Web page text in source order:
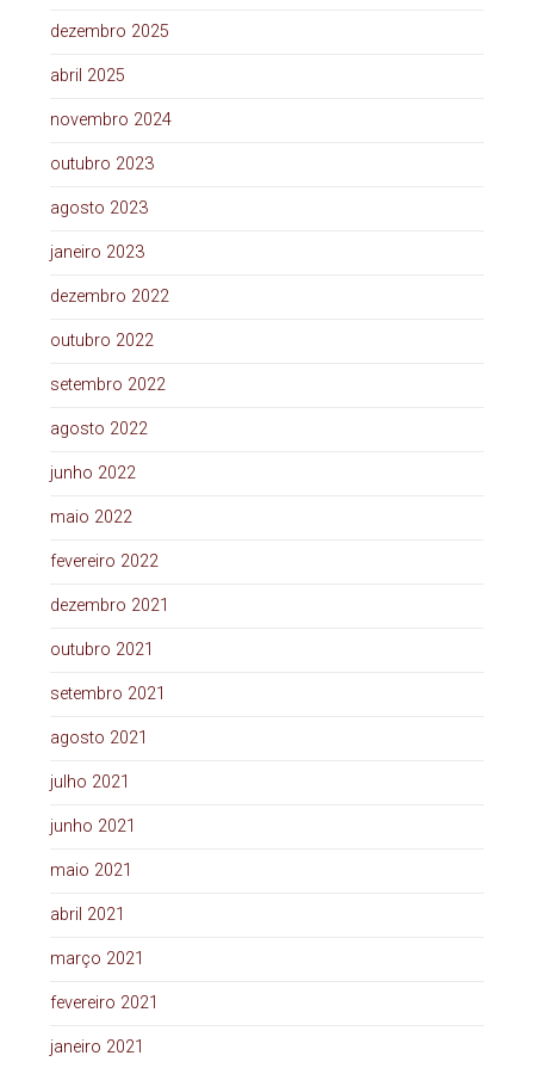
dezembro 2025
abril 2025
novembro 2024
outubro 2023
agosto 2023
janeiro 2023
dezembro 2022
outubro 2022
setembro 2022
agosto 2022
junho 2022
maio 2022
fevereiro 2022
dezembro 2021
outubro 2021
setembro 2021
agosto 2021
julho 2021
junho 2021
maio 2021
abril 2021
março 2021
fevereiro 2021
janeiro 2021